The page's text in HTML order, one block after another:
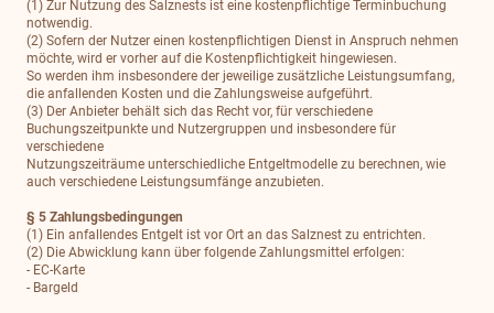
(1) Zur Nutzung des Salznests ist eine kostenpflichtige Terminbuchung
notwendig.
(2) Sofern der Nutzer einen kostenpflichtigen Dienst in Anspruch nehmen
möchte, wird er vorher auf die Kostenpflichtigkeit hingewiesen.
So werden ihm insbesondere der jeweilige zusätzliche Leistungsumfang,
die anfallenden Kosten und die Zahlungsweise aufgeführt.
(3) Der Anbieter behält sich das Recht vor, für verschiedene
Buchungszeitpunkte und Nutzergruppen und insbesondere für
verschiedene
Nutzungszeiträume unterschiedliche Entgeltmodelle zu berechnen, wie
auch verschiedene Leistungsumfänge anzubieten.
§ 5 Zahlungsbedingungen
(1) Ein anfallendes Entgelt ist vor Ort an das Salznest zu entrichten.
(2) Die Abwicklung kann über folgende Zahlungsmittel erfolgen:
- EC-Karte
- Bargeld